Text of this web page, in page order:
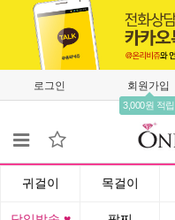
로그인 회원가입
3,000원 적립
귀걸이 목걸이